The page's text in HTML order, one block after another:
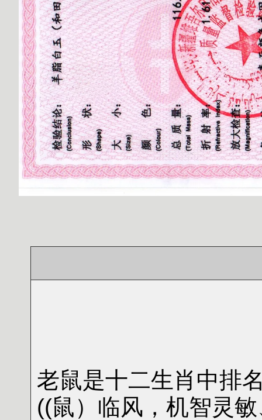
老鼠是十二生肖中排
((鼠）临风，机智灵